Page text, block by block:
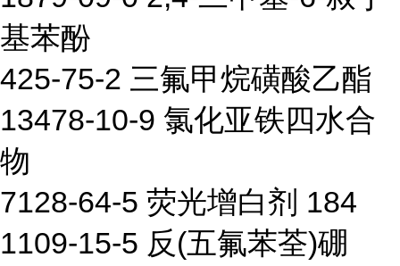
基苯酚
425-75-2 三氟甲烷磺酸乙酯
13478-10-9 氯化亚铁四水合
物
7128-64-5 荧光增白剂 184
1109-15-5 反(五氟苯荃)硼